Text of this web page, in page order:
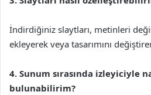
İndirdiğiniz slaytları, metinleri
ekleyerek veya tasarımını
4. Sunum sırasında izleyiciyle
bulunabilirim?